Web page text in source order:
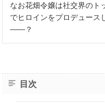
なお花畑令嬢は社交界のト
でヒロインをプロデュース
――？
目次